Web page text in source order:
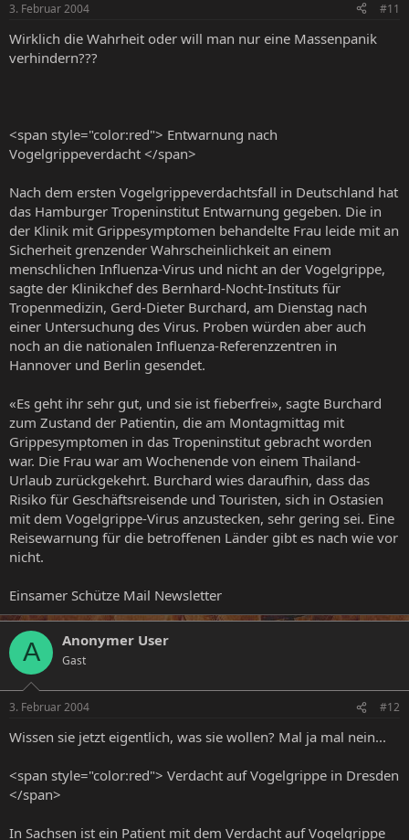
3. Februar 2004 #11
Wirklich die Wahrheit oder will man nur eine Massenpanik
verhindern???
<span style="color:red"> Entwarnung nach
Vogelgrippeverdacht </span>
Nach dem ersten Vogelgrippeverdachtsfall in Deutschland hat
das Hamburger Tropeninstitut Entwarnung gegeben. Die in
der Klinik mit Grippesymptomen behandelte Frau leide mit an
Sicherheit grenzender Wahrscheinlichkeit an einem
menschlichen Influenza-Virus und nicht an der Vogelgrippe,
sagte der Klinikchef des Bernhard-Nocht-Instituts für
Tropenmedizin, Gerd-Dieter Burchard, am Dienstag nach
einer Untersuchung des Virus. Proben würden aber auch
noch an die nationalen Influenza-Referenzzentren in
Hannover und Berlin gesendet.
«Es geht ihr sehr gut, und sie ist fieberfrei», sagte Burchard
zum Zustand der Patientin, die am Montagmittag mit
Grippesymptomen in das Tropeninstitut gebracht worden
war. Die Frau war am Wochenende von einem Thailand-
Urlaub zurückgekehrt. Burchard wies daraufhin, dass das
Risiko für Geschäftsreisende und Touristen, sich in Ostasien
mit dem Vogelgrippe-Virus anzustecken, sehr gering sei. Eine
Reisewarnung für die betroffenen Länder gibt es nach wie vor
nicht.
Einsamer Schütze Mail Newsletter
A Anonymer User
Gast
3. Februar 2004 #12
Wissen sie jetzt eigentlich, was sie wollen? Mal ja mal nein...
<span style="color:red"> Verdacht auf Vogelgrippe in Dresden
</span>
In Sachsen ist ein Patient mit dem Verdacht auf Vogelgrippe